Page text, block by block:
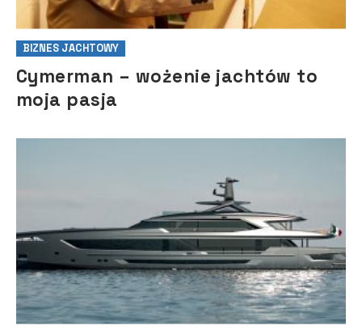
BIZNES JACHTOWY
Cymerman – wożenie jachtów to
moja pasja